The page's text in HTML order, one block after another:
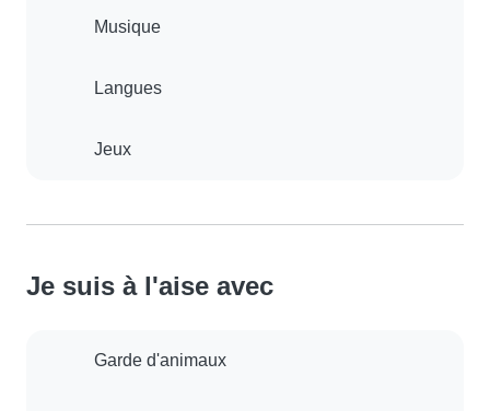
Musique
Langues
Jeux
Je suis à l'aise avec
Garde d'animaux